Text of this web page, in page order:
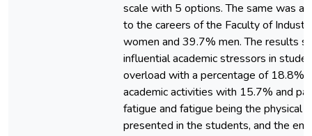
scale with 5 options. The same was
to the careers of the Faculty of
women and 39.7% men. The results
influential academic stressors in
overload with a percentage of
academic activities with 15.7% and
fatigue and fatigue being the physical
presented in the students, and the